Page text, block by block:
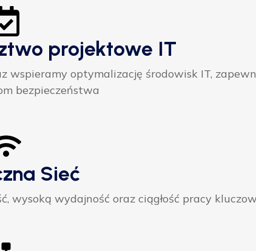
projektowe IT
optymalizację środowisk IT,
bezpieczeństwa
Sieć
wydajność oraz ciągłość pracy